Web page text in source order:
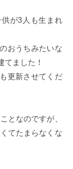
が3人も生まれ
おうちみたいな
てました！
更新させてくだ
となのですが、
てたまらなくな